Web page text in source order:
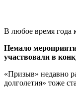
В любое время года
Немало
участвовали в
«Призыв» недавно
долголетия» тоже